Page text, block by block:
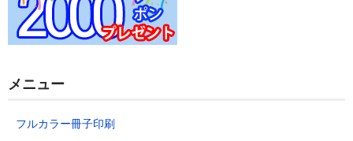
メニュー
フルカラー冊子印刷